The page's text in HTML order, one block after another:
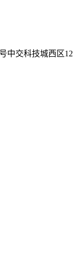
中交科技城西区12